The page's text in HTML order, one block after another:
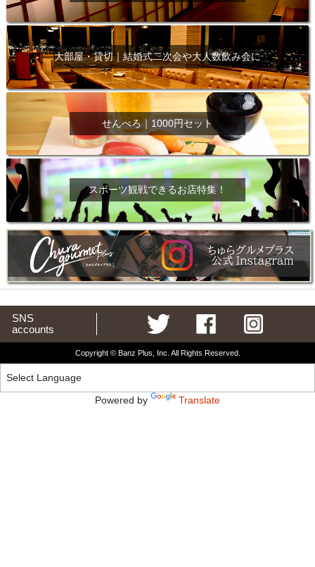
大部屋・貸切｜結婚式二次会や大人数飲み会に
せんべろ｜1000円セット
スポーツ観戦できるお店特集！
SNS
accounts
Copyright © Banz Plus, Inc. All Rights Reserved.
Powered by Translate